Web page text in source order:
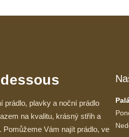
prádlo, plavky a noční prádlo
na kvalitu, krásný střih a
Pomůžeme Vám najít prádlo, ve